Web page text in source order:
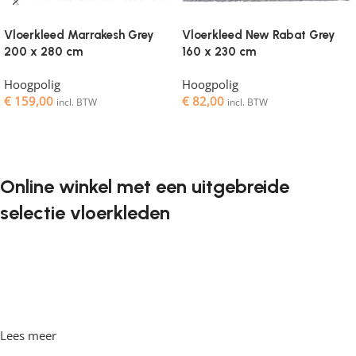
Vloerkleed Marrakesh Grey
200 x 280 cm
Hoogpolig
€ 159,00 incl. BTW
Vloerkleed New Rabat Grey
160 x 230 cm
Hoogpolig
€ 82,00 incl. BTW
Online winkel met een uitgebreide
selectie vloerkleden
bestellen in een online winkel, waar ze in hun vrije tijd
Lees meer